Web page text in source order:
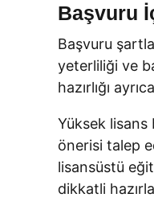
Başvuru
Başvuru
yeterliliği ve
hazırlığı
Yüksek lisans
önerisi talep
lisansüstü
dikkatli